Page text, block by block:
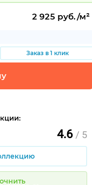
2 925 руб./м²
Заказ в 1 клик
4.6 / 5